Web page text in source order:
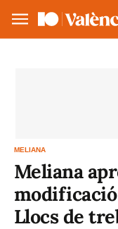
MELIANA
Meliana
modificació
Llocs de